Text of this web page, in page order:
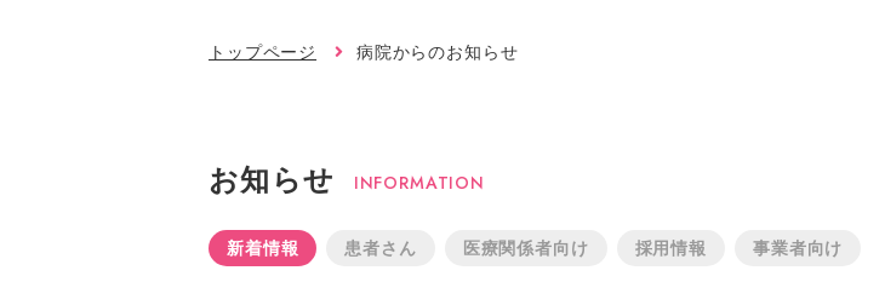
トップページ 病院からのお知らせ
お知らせ INFORMATION
新着情報 患者さん 医療関係者向け 採用情報 事業者向け